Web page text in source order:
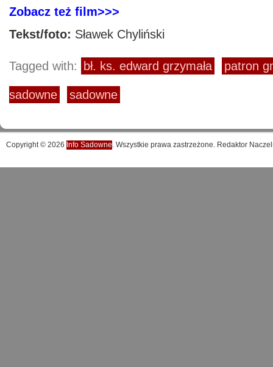
Zobacz też film>>>
Tekst/foto: Sławek Chyliński
Tagged with: bł. ks. edward grzymała patron
sadowne sadowne
Copyright © 2026 Info Sadowne. Wszystkie prawa zastrzeżone. Redaktor